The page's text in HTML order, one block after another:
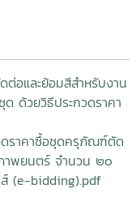
อและย้อมสีสำหรับงาน
ด้วยวิธีประกวดราคา
ดราคาซื้อชุดครุภัณฑ์ตัด
าพยนตร์ จำนวน ๒๐
ส์ (e-bidding).pdf